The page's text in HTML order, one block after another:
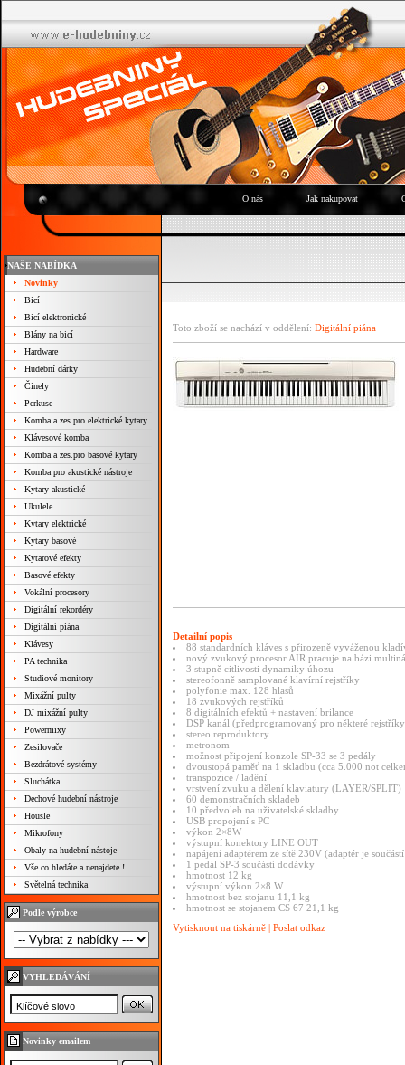
O nás Jak nakupovat
NAŠE NABÍDKA
Novinky
Bicí
Bicí elektronické
Blány na bicí
Hardware
Hudební dárky
Činely
Perkuse
Komba a zes.pro elektrické kytary
Klávesové komba
Komba a zes.pro basové kytary
Komba pro akustické nástroje
Kytary akustické
Ukulele
Kytary elektrické
Kytary basové
Kytarové efekty
Basové efekty
Vokální procesory
Digitální rekordéry
Digitální piána
Klávesy
PA technika
Studiové monitory
Mixážní pulty
DJ mixážní pulty
Powermixy
Zesilovače
Bezdrátové systémy
Sluchátka
Dechové hudební nástroje
Housle
Mikrofony
Obaly na hudební nástoje
Vše co hledáte a nenajdete !
Světelná technika
Podle výrobce
VYHLEDÁVÁNÍ
Novinky emailem
Toto zboží se nachází v oddělení: Digitální piána
Detailní popis
88 standardních kláves s přirozeně vyváženou
nový zvukový procesor AIR pracuje na bázi
3 stupně citlivosti dynamiky úhozu
stereofonně samplované klavírní rejstříky
polyfonie max. 128 hlasů
18 zvukových rejstříků
8 digitálních efektů + nastavení brilance
DSP kanál (předprogramovaný pro některé
stereo reproduktory
metronom
možnost připojení konzole SP-33 se 3 pedály
dvoustopá paměť na 1 skladbu (cca 5.000 not
transpozice / ladění
vrstvení zvuku a dělení klaviatury (LAYER/SPLIT)
60 demonstračních skladeb
10 předvoleb na uživatelské skladby
USB propojení s PC
výkon 2×8W
výstupní konektory LINE OUT
napájení adaptérem ze sítě 230V (adaptér je
1 pedál SP-3 součástí dodávky
hmotnost 12 kg
výstupní výkon 2×8 W
hmotnost bez stojanu 11,1 kg
hmotnost se stojanem CS 67 21,1 kg
Vytisknout na tiskárně | Poslat odkaz